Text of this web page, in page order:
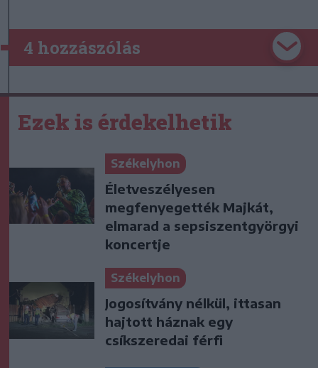
4 hozzászólás
Ezek is érdekelhetik
Székelyhon
Életveszélyesen
megfenyegették Majkát,
elmarad a sepsiszentgyörgyi
koncertje
Székelyhon
Jogosítvány nélkül, ittasan
hajtott háznak egy
csíkszeredai férfi